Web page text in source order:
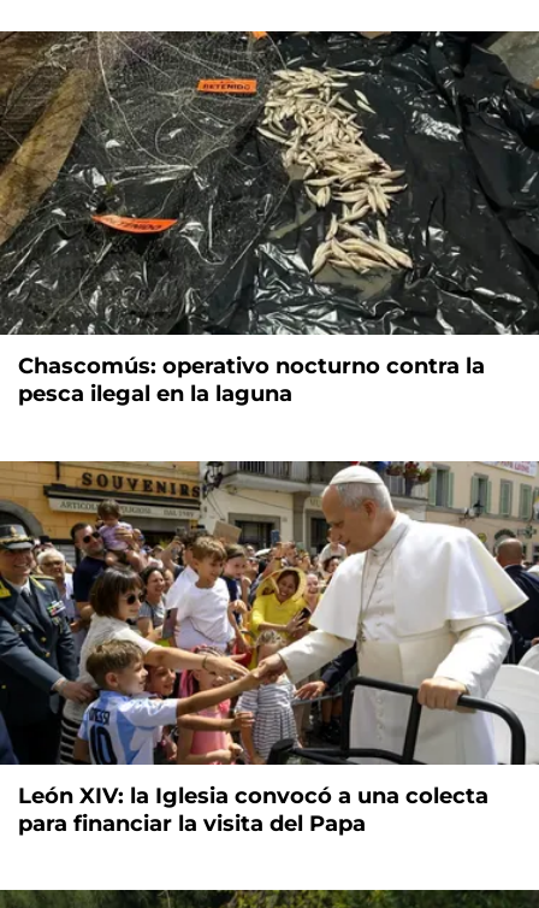
Chascomús: operativo nocturno contra la
pesca ilegal en la laguna
León XIV: la Iglesia convocó a una colecta
para financiar la visita del Papa